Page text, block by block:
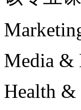
Media &
Health &